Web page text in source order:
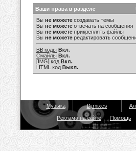
Ваши права в разделе
Вы не можете создавать темы
Вы не можете отвечать на сообщения
Вы не можете прикреплять файлы
Вы не можете редактировать
BB коды Вкл.
Смайлы Вкл.
[IMG] код Вкл.
HTML код Выкл.
Музыка Dj mixes
Реклама на сайте Помощь